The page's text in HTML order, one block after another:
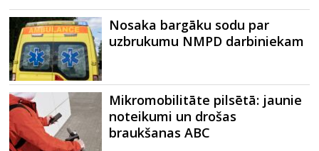
Nosaka bargāku sodu par
uzbrukumu NMPD darbiniekam
Mikromobilitāte pilsētā: jaunie
noteikumi un drošas
braukšanas ABC